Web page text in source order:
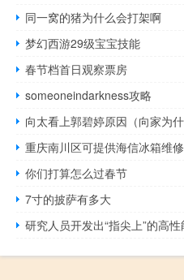
同一窝的猪为什么会打架啊
梦幻西游29级宝宝技能
春节档首日观察票房
someoneindarkness攻略
向太看上郭碧婷原因（向家为什
重庆南川区可提供海信冰箱维
你们打算怎么过春节
7寸的披萨有多大
研究人员开发出“指尖上”的高